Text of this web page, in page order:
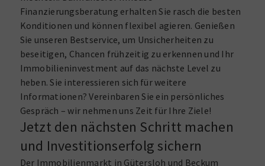
Finanzierungsberatung erhalten Sie rasch die besten
Konditionen und können flexibel agieren. Genießen
Sie unseren Bestservice, um Unsicherheiten zu
beseitigen, Chancen frühzeitig zu erkennen und Ihr
Immobilieninvestment auf das nächste Level zu
heben. Sie interessieren sich für weitere
Informationen? Vereinbaren Sie ein persönliches
Gespräch – wir nehmen uns Zeit für Ihre Ziele!
Jetzt den nächsten Schritt machen
und Investitionserfolg sichern
Der Immobilienmarkt in Gütersloh und Beckum